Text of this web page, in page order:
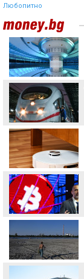
Любопитно